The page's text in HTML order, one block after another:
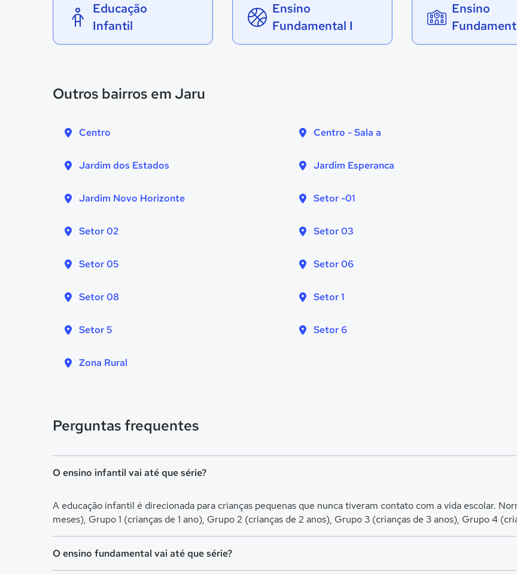
Educação
Infantil
Ensino
Fundamental I
Ensino
Outros bairros em Jaru
Centro Centro - Sala a
Jardim dos Estados Jardim Esperanca
Jardim Novo Horizonte Setor -01
Setor 02 Setor 03
Setor 05 Setor 06
Setor 08 Setor 1
Setor 5 Setor 6
Zona Rural
Perguntas frequentes
O ensino infantil vai até que série?
A educação infantil é direcionada para crianças pequenas que nunca tiveram contato com a vida escolar.
meses), Grupo 1 (crianças de 1 ano), Grupo 2 (crianças de 2 anos), Grupo 3 (crianças de 3 anos), Grupo 4
O ensino fundamental vai até que série?